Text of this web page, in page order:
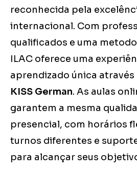
reconhecida pela
internacional. Com
qualificados e uma
ILAC oferece uma
aprendizado única
KISS German. As aulas
garantem a mesma
presencial, com horários
turnos diferentes e
para alcançar seus